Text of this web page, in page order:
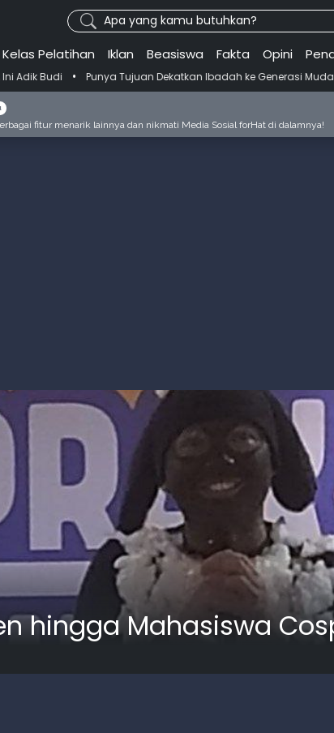
Apa yang kamu butuhkan?
Kelas Pelatihan Iklan Beasiswa Fakta Opini
Punya Tujuan Dekatkan Ibadah ke Generasi Muda Skenu Bikin
fitur menarik lainnya dan nikmati Media Sosial forHat di dalamnya!
hingga Mahasiswa